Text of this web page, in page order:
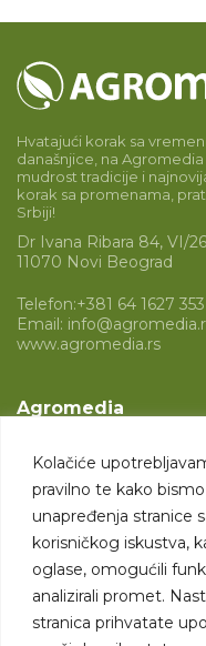
Kolačiće
pravilno te kako
unapređenja stranice
korisničkog iskustva,
oglase, omogućili
analizirali promet.
stranica prihvatate
Hvatajući korak sa
današnjice, na Agromedia
mudrost tradicije i
korak sa promenama,
Srbiji!
Dr Ivana Ribara 84, VI/26
11070 Novi Beograd
Telefon:+381 64 1627 353
Email:
www.agromedia.rs
Agromedia
Svet poljoprivrede
Marketing usluge
Tražimo saradnike
Kontakt